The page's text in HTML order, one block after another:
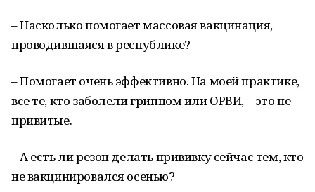
– Насколько помогает массовая вакцинация,
проводившаяся в республике?
– Помогает очень эффективно. На моей практике,
все те, кто заболели гриппом или ОРВИ, – это не
привитые.
– А есть ли резон делать прививку сейчас тем, кто
не вакцинировался осенью?